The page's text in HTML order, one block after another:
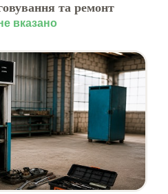
та ремонт
АЗС
вказано